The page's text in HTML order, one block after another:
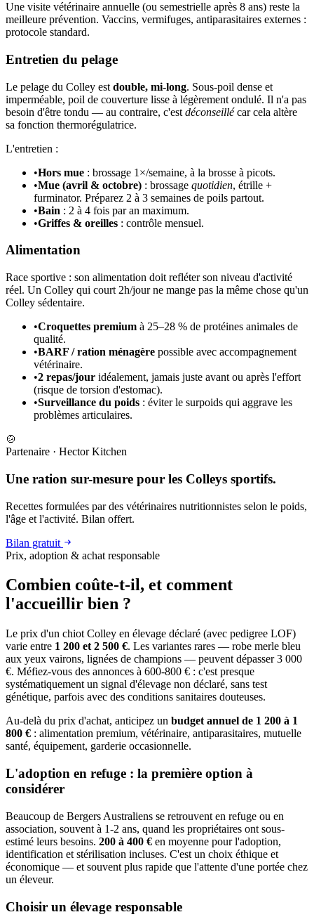
Une visite vétérinaire annuelle (ou semestrielle après 8 ans) reste la
meilleure prévention. Vaccins, vermifuges, antiparasitaires externes :
protocole standard.
Entretien du pelage
Le pelage du Colley est double, mi-long. Sous-poil dense et
imperméable, poil de couverture lisse à légèrement ondulé. Il n'a pas
besoin d'être tondu — au contraire, c'est déconseillécar cela altère
sa fonction thermorégulatrice.
L'entretien :
•Hors mue : brossage 1×/semaine, à la brosse à picots.
•Mue (avril & octobre) : brossage quotidien, étrille +
furminator. Préparez 2 à 3 semaines de poils partout.
•Bain : 2 à 4 fois par an maximum.
•Griffes & oreilles : contrôle mensuel.
Alimentation
Race sportive : son alimentation doit refléter son niveau d'activité
réel. Un Colley qui court 2h/jour ne mange pas la même chose qu'un
Colley sédentaire.
•Croquettes premium à 25–28 % de protéines animales de
qualité.
•BARF / ration ménagère possible avec accompagnement
vétérinaire.
•2 repas/jour idéalement, jamais juste avant ou après l'effort
(risque de torsion d'estomac).
•Surveillance du poids : éviter le surpoids qui aggrave les
problèmes articulaires.
🍲
Partenaire · Hector Kitchen
Une ration sur-mesure pour les Colleys sportifs.
Recettes formulées par des vétérinaires nutritionnistes selon le poids,
l'âge et l'activité. Bilan offert.
Bilan gratuit
Prix, adoption & achat responsable
Combien coûte-t-il, et comment
l'accueillir bien ?
Le prix d'un chiot Colley en élevage déclaré (avec pedigree LOF)
varie entre 1 200 et 2 500 €. Les variantes rares — robe merle bleu
aux yeux vairons, lignées de champions — peuvent dépasser 3 000
€. Méfiez-vous des annonces à 600-800 € : c'est presque
systématiquement un signal d'élevage non déclaré, sans test
génétique, parfois avec des conditions sanitaires douteuses.
Au-delà du prix d'achat, anticipez un budget annuel de 1 200 à 1
800 € : alimentation premium, vétérinaire, antiparasitaires, mutuelle
santé, équipement, garderie occasionnelle.
L'adoption en refuge : la première option à
considérer
Beaucoup de Bergers Australiens se retrouvent en refuge ou en
association, souvent à 1-2 ans, quand les propriétaires ont sous-
estimé leurs besoins. 200 à 400 € en moyenne pour l'adoption,
identification et stérilisation incluses. C'est un choix éthique et
économique — et souvent plus rapide que l'attente d'une portée chez
un éleveur.
Choisir un élevage responsable